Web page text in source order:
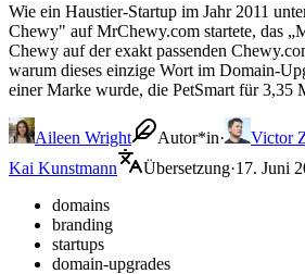
Wie ein Haustier-Startup im Jahr 2011
Chewy" auf MrChewy.com startete, das
Chewy auf der exakt passenden
warum dieses einzige Wort im Domain-
einer Marke wurde, die PetSmart für 3,35
Aileen Wright Autor*in· Victor
Kai Kunstmann
Übersetzung·17. Juni
domains
branding
startups
domain-upgrades